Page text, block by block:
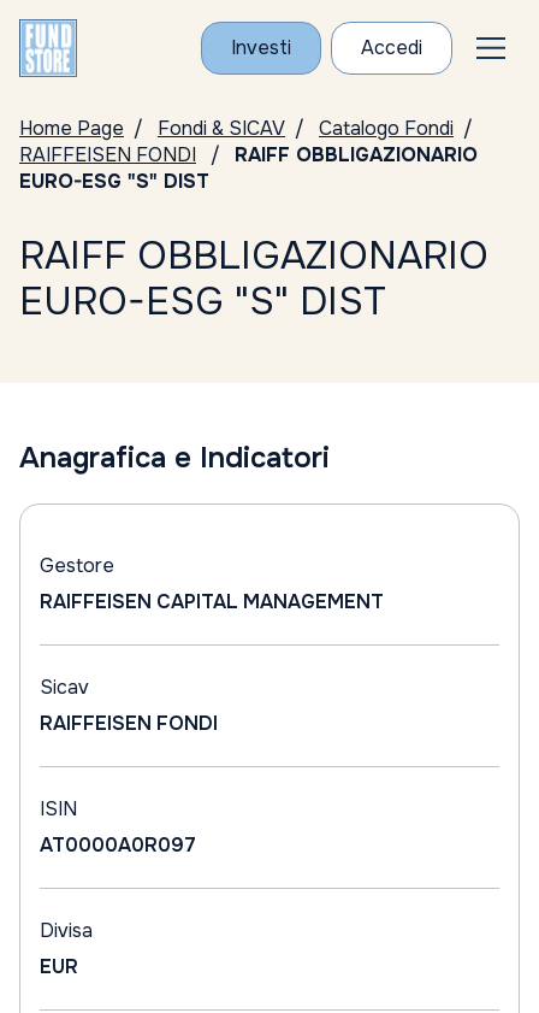
Investi Accedi
Home Page Fondi & SICAV
Catalogo Fondi
RAIFFEISEN FONDI
RAIFF OBBLIGAZIONARIO
EURO-ESG "S" DIST
RAIFF OBBLIGAZIONARIO
EURO-ESG "S" DIST
Anagrafica e Indicatori
Gestore
RAIFFEISEN CAPITAL MANAGEMENT
Sicav
RAIFFEISEN FONDI
ISIN
AT0000A0R097
Divisa
EUR